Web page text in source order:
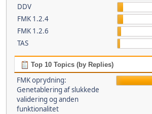
DDV
FMK 1.2.4
FMK 1.2.6
TAS
Top 10 Topics (by Replies)
FMK oprydning:
Genetablering af slukkede
validering og anden
funktionalitet